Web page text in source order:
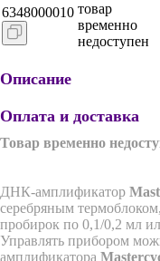
6348000010 товар
временно
недоступен
Описание
Оплата и доставка
Товар временно
ДНК-амплификатор
серебряным
пробирок по 0,1/0,2 мл
Управлять прибором
амплификатора